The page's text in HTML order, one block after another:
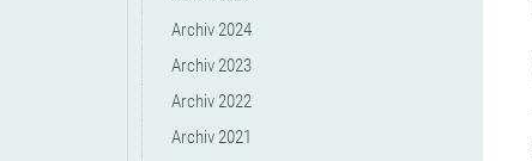
Archiv 2024
Archiv 2023
Archiv 2022
Archiv 2021